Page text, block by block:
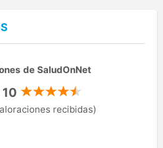
de SaludOnNet
recibidas)